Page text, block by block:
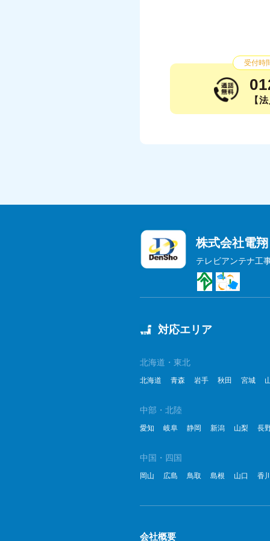
受付時
【
株式会社電翔
テレビアンテナ工
対応エリア
北海道・東北
北海道 青森 岩手 秋田 宮城
中部・北陸
愛知 岐阜 静岡 新潟 山梨 長
中国・四国
岡山 広島 鳥取 島根 山口 香
会社概要